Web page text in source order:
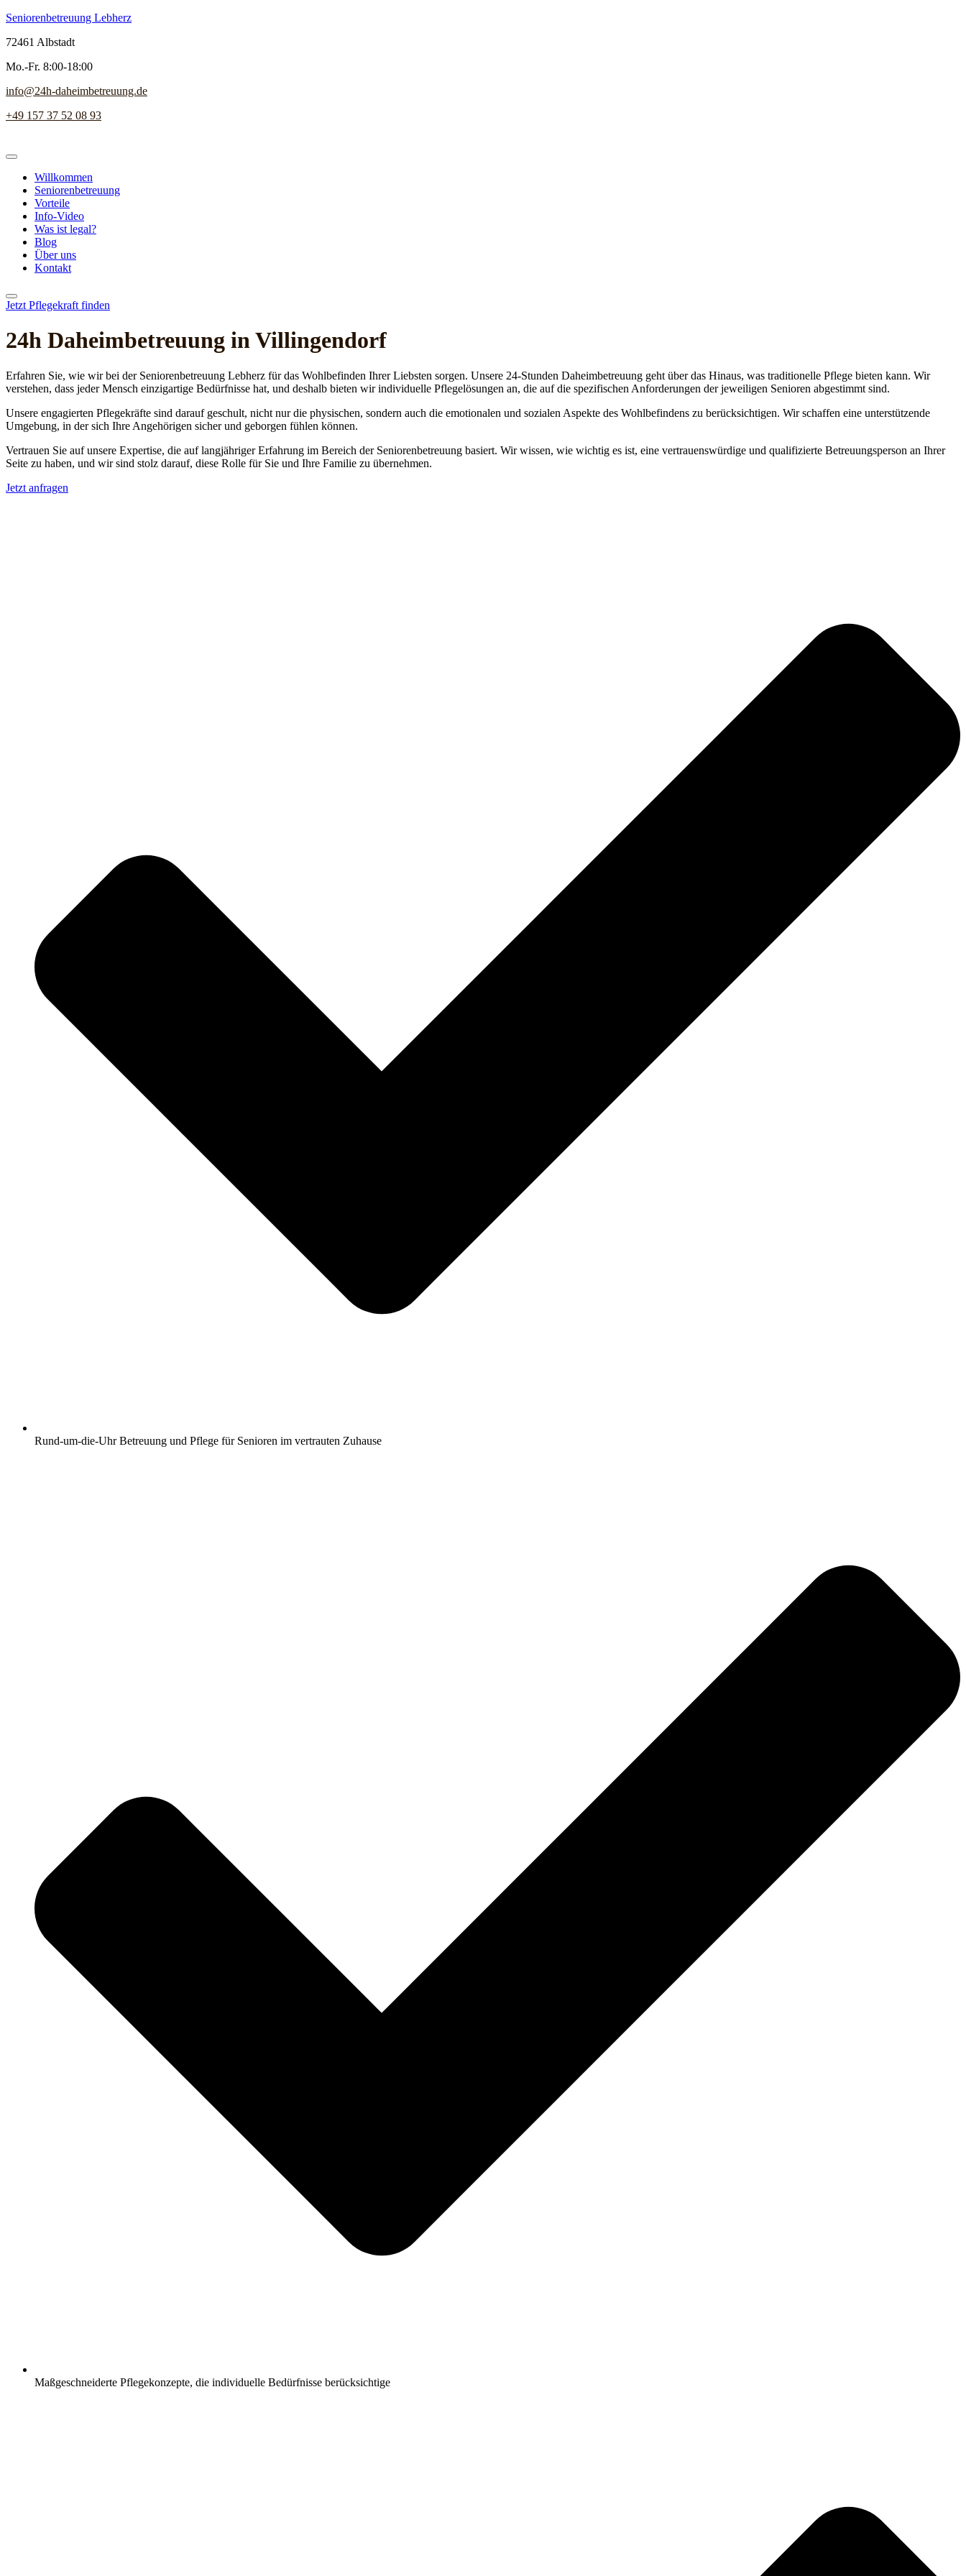
Seniorenbetreuung Lebherz
72461 Albstadt
Mo.-Fr. 8:00-18:00
info@24h-daheimbetreuung.de
+49 157 37 52 08 93
Willkommen
Seniorenbetreuung
Vorteile
Info-Video
Was ist legal?
Blog
Über uns
Kontakt
Jetzt Pflegekraft finden
24h Daheim­betreuung in Villingendorf
Erfahren Sie, wie wir bei der Seniorenbetreuung Lebherz für das Wohlbefinden Ihrer Liebsten sorgen. Unsere 24-Stunden Daheimbetreuung geht über das Hinaus, was traditionelle Pflege bieten kann. Wir
verstehen, dass jeder Mensch einzigartige Bedürfnisse hat, und deshalb bieten wir individuelle Pflegelösungen an, die auf die spezifischen Anforderungen der jeweiligen Senioren abgestimmt sind.
Unsere engagierten Pflegekräfte sind darauf geschult, nicht nur die physischen, sondern auch die emotionalen und sozialen Aspekte des Wohlbefindens zu berücksichtigen. Wir schaffen eine unterstützende
Umgebung, in der sich Ihre Angehörigen sicher und geborgen fühlen können.
Vertrauen Sie auf unsere Expertise, die auf langjähriger Erfahrung im Bereich der Seniorenbetreuung basiert. Wir wissen, wie wichtig es ist, eine vertrauenswürdige und qualifizierte Betreuungsperson an Ihrer
Seite zu haben, und wir sind stolz darauf, diese Rolle für Sie und Ihre Familie zu übernehmen.
Jetzt anfragen
Rund-um-die-Uhr Betreuung und Pflege für Senioren im vertrauten Zuhause
Maßgeschneiderte Pflegekonzepte, die individuelle Bedürfnisse berücksichtige